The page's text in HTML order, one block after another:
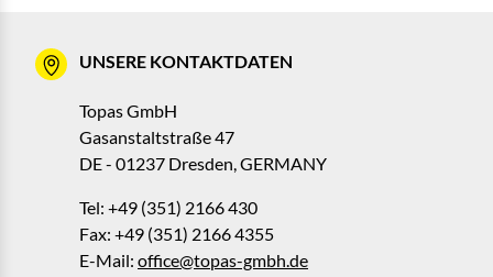
UNSERE KONTAKTDATEN
Topas GmbH
Gasanstaltstraße 47
DE - 01237 Dresden, GERMANY
Tel: +49 (351) 2166 430
Fax: +49 (351) 2166 4355
E-Mail: office@topas-gmbh.de